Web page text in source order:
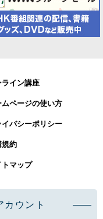
ライン講座
ムページの使い方
イバシーポリシー
規約
トマップ
ウント